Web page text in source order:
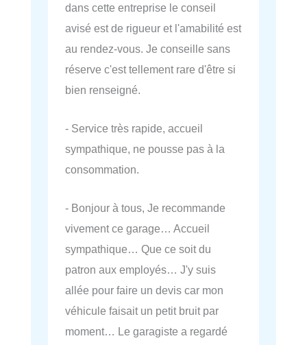
dans cette entreprise le conseil
avisé est de rigueur et l'amabilité est
au rendez-vous. Je conseille sans
réserve c'est tellement rare d'être si
bien renseigné.
- Service très rapide, accueil
sympathique, ne pousse pas à la
consommation.
- Bonjour à tous, Je recommande
vivement ce garage… Accueil
sympathique… Que ce soit du
patron aux employés… J'y suis
allée pour faire un devis car mon
véhicule faisait un petit bruit par
moment… Le garagiste a regardé